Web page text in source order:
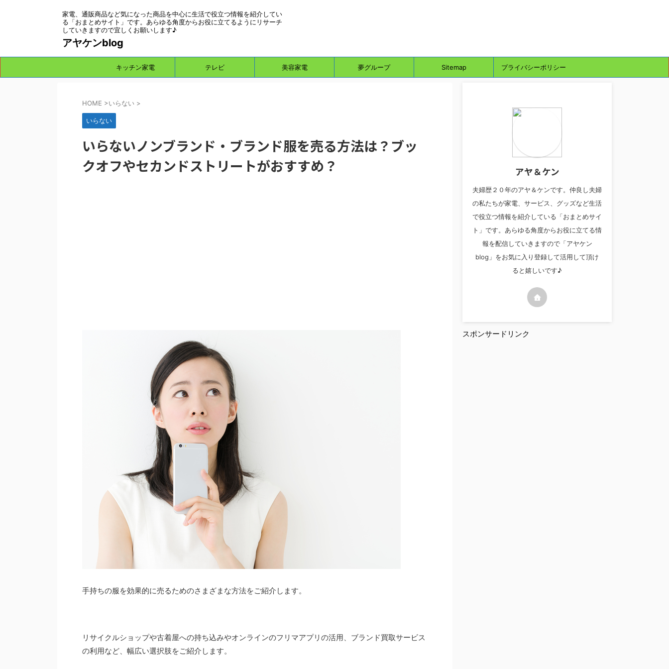
家電、通販商品など気になった商品を中心に生活で役立つ情報を紹介してい
る「おまとめサイト」です。あらゆる角度からお役に立てるようにリサーチ
していきますので宜しくお願いします♪
アヤケンblog
キッチン家電 テレビ 美容家電 夢グループ Sitemap プライバシーポリシー
HOME >いらない >
いらない
いらないノンブランド・ブランド服を売る方法は？ブッ
クオフやセカンドストリートがおすすめ？
手持ちの服を効果的に売るためのさまざまな方法をご紹介します。
リサイクルショップや古着屋への持ち込みやオンラインのフリマアプリの活用、ブランド買取サービス
の利用など、幅広い選択肢をご紹介します。
アヤ＆ケン
夫婦歴２０年のアヤ＆ケンです。仲良し夫婦
の私たちが家電、サービス、グッズなど生活
で役立つ情報を紹介している「おまとめサイ
ト」です。あらゆる角度からお役に立てる情
報を配信していきますので「アヤケン
blog」をお気に入り登録して活用して頂け
ると嬉しいです♪
スポンサードリンク